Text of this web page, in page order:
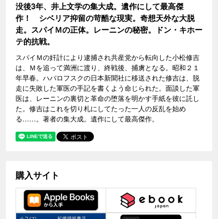
没後3年、井上文学の集大成。遺作にして最高傑
作！ シベリア抑留の苛酷な現実。奇想天外な大脱
走。スパイＭの正体。レーニンの秘密。ドン・キホー
テ的抗戦。
スパイＭの奸計により逮捕され共産党から転向した小松修吉
は、Ｍを追って満洲に渡り、終戦後、捕虜となる。昭和２１
年早春。ハバロフスクの日本新聞社に移送された修吉は、脱
走に失敗した軍医の手記を書くよう命じられた。面談した軍
医は、レーニンの裏切と革命の堕落を明かす手紙を彼に託し
た。修吉はこれを切り札にしてたった一人の反乱を始め
る……。著者の集大成。遺作にして最高傑作。
購入サイト